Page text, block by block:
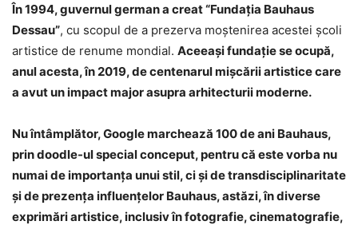
În 1994, guvernul german a creat “Fundaţia Bauhaus
Dessau”, cu scopul de a prezerva moştenirea acestei şcoli
artistice de renume mondial. Aceeaşi fundaţie se ocupă,
anul acesta, în 2019, de centenarul mişcării artistice care
a avut un impact major asupra arhitecturii moderne.
Nu întâmplător, Google marchează 100 de ani Bauhaus,
prin doodle-ul special conceput, pentru că este vorba nu
numai de importanţa unui stil, ci şi de transdisciplinaritate
şi de prezenţa influenţelor Bauhaus, astăzi, în diverse
exprimări artistice, inclusiv în fotografie, cinematografie,